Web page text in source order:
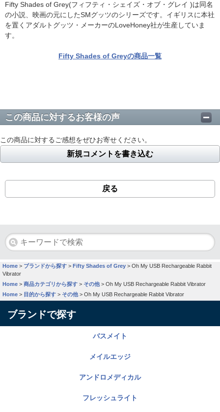
Fifty Shades of Grey(フィフティ・シェイズ・オブ・グレイ )は同名
の小説、映画の元にしたSMグッツのシリーズです。イギリスに本社
を置くアダルトグッツ・メーカーのLoveHoney社が生産していま
す。
Fifty Shades of Greyの商品一覧
この商品に対するお客様の声
この商品に対するご感想をぜひお寄せください。
新規コメントを書き込む
戻る
Home > ブランドから探す > Fifty Shades of Grey > Oh My USB Rechargeable Rabbit
Vibrator
Home > 商品カテゴリから探す > その他 > Oh My USB Rechargeable Rabbit Vibrator
Home > 目的から探す > その他 > Oh My USB Rechargeable Rabbit Vibrator
ブランドで探す
バスメイト
メイルエッジ
アンドロメディカル
フレッシュライト